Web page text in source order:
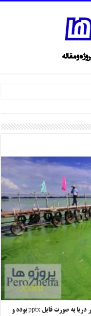
پاورپوینت تاثیر جلبک در دریا پاورپوینت تاثیر جلبک در دریا به صورت فایل pptx بوده و